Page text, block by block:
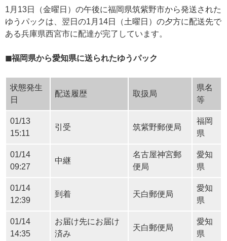
1月13日（金曜日）の午後に福岡県筑紫野市から発送された
ゆうパックは、翌日の1月14日（土曜日）の夕方に配送先で
ある兵庫県西宮市に配達が完了しています。
◼福岡県から愛知県に送られたゆうパック
状態発生
日
配送履歴 取扱局
県名
等
01/13
15:11
引受 筑紫野郵便局
福岡
県
01/14
09:27
中継
名古屋神宮郵
便局
愛知
県
01/14
12:39
到着 天白郵便局
愛知
県
01/14
14:35
お届け先にお届け
済み
天白郵便局
愛知
県